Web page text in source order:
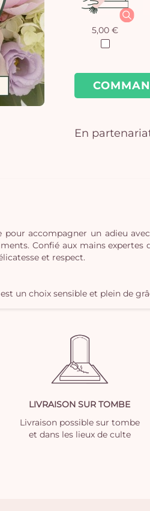
5,00 €
En
accompagner un adieu
Confié aux mains expertes
et respect.
un choix sensible et plein de
LIVRAISON SUR TOMBE
Livraison possible sur tombe
et dans les lieux de culte